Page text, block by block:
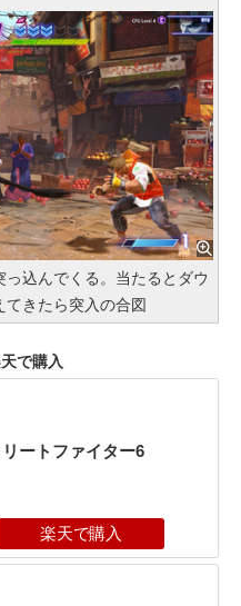
込んでくる。当たるとダウ
てきたら突入の合図
で購入
リートファイター6
楽天で購入